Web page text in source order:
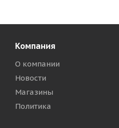
Компания
О компании
Новости
Магазины
Политика